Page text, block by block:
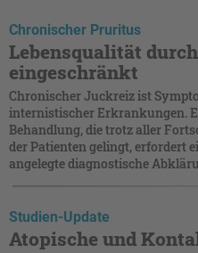
Chronischer Pruritus
Lebensqualität
eingeschränkt
Chronischer Juckreiz ist
internistischer Erkrankungen.
Behandlung, die trotz aller
der Patienten gelingt, erfordert
angelegte diagnostische
Studien-Update
Atopische und